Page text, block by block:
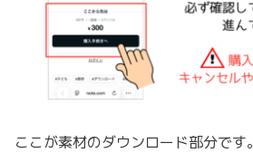
ここが素材のダウンロード部分です。